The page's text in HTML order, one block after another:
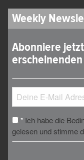
Weekly
Abonniere
* Ich habe die
gelesen und stimme